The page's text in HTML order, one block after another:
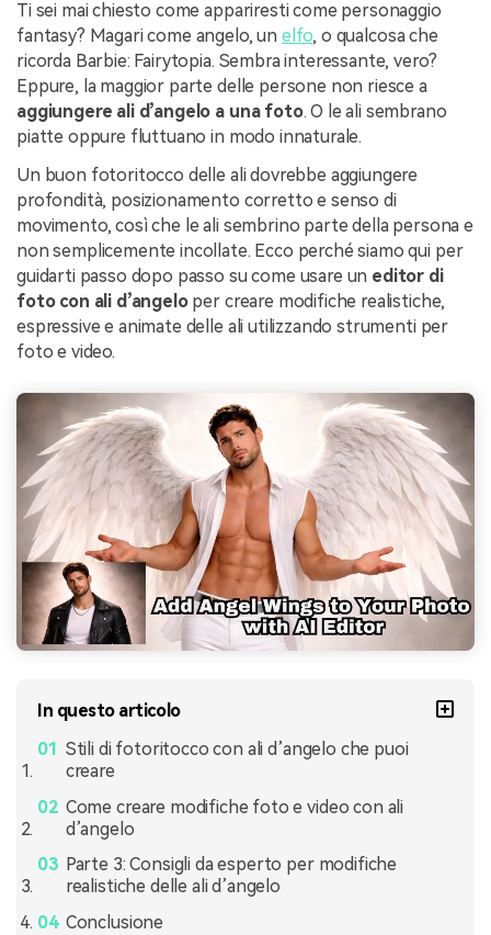
Ti sei mai chiesto come appariresti come personaggio
fantasy? Magari come angelo, un elfo, o qualcosa che
ricorda Barbie: Fairytopia. Sembra interessante, vero?
Eppure, la maggior parte delle persone non riesce a
aggiungere ali d’angelo a una foto. O le ali sembrano
piatte oppure fluttuano in modo innaturale.
Un buon fotoritocco delle ali dovrebbe aggiungere
profondità, posizionamento corretto e senso di
movimento, così che le ali sembrino parte della persona e
non semplicemente incollate. Ecco perché siamo qui per
guidarti passo dopo passo su come usare un editor di
foto con ali d’angeloper creare modifiche realistiche,
espressive e animate delle ali utilizzando strumenti per
foto e video.
In questo articolo
Stili di fotoritocco con ali d’angelo che puoi
creare
Come creare modifiche foto e video con ali
d’angelo
Parte 3: Consigli da esperto per modifiche
realistiche delle ali d’angelo
Conclusione